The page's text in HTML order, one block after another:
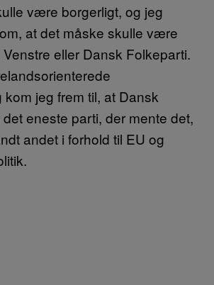
være borgerligt, og jeg
at det måske skulle være
eller Dansk Folkeparti.
jeg frem til, at Dansk
eneste parti, der mente det,
andet i forhold til EU og